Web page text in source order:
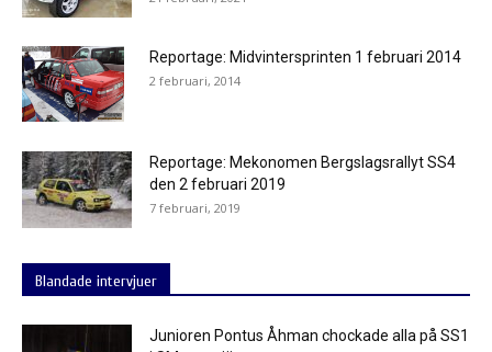
Reportage: Midvintersprinten 1 februari 2014
2 februari, 2014
Reportage: Mekonomen Bergslagsrallyt SS4
den 2 februari 2019
7 februari, 2019
Blandade intervjuer
Junioren Pontus Åhman chockade alla på SS1